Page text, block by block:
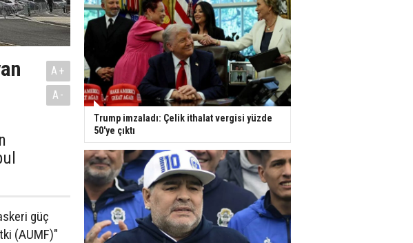
A+
A-
güç
(AUMF)"
Trump imzaladı: Çelik ithalat vergisi yüzde
50'ye çıktı